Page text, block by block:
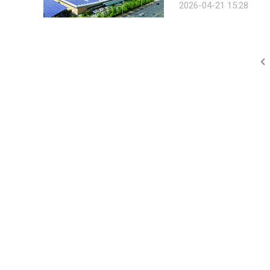
차 개시 여부 판단에 앞서
2026-04-21 15:28